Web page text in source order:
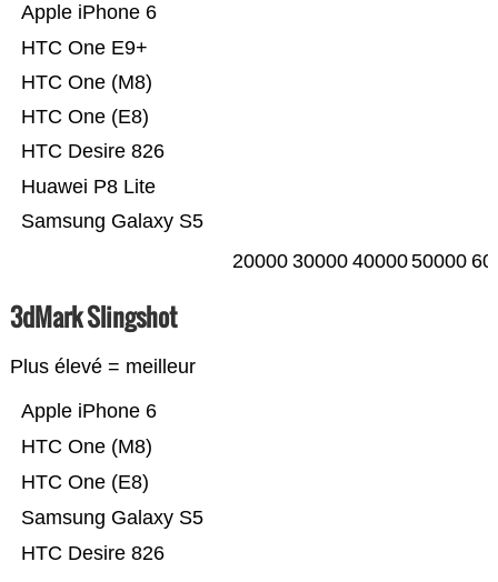
Samsung Galaxy S5
Huawei P8 Lite
HTC Desire 826
HTC One (E8)
HTC One (M8)
HTC One E9+
Apple iPhone 6
20000 30000 4000050000
3dMark Slingshot
Plus élevé = meilleur
HTC Desire 826
Samsung Galaxy S5
HTC One (E8)
HTC One (M8)
Apple iPhone 6